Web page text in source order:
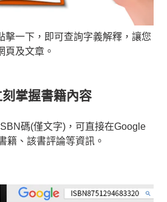
擊一下，即可查詢字義解釋，讓您
頁及文章。
掌握書籍內容
碼(僅文字)，可直接在Google
籍、該書評論等資訊。